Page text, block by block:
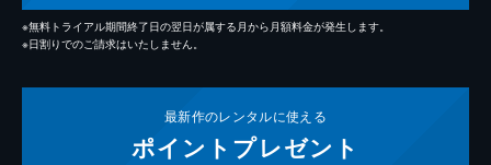
※無料トライアル期間終了日の翌日が属する月から月額料金が発生します。
※日割りでのご請求はいたしません。
最新作のレンタルに使える
ポイント プレゼント